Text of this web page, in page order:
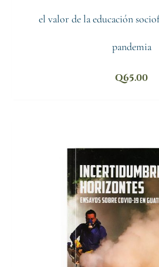
el valor de la educación
pandemia
Q65.00